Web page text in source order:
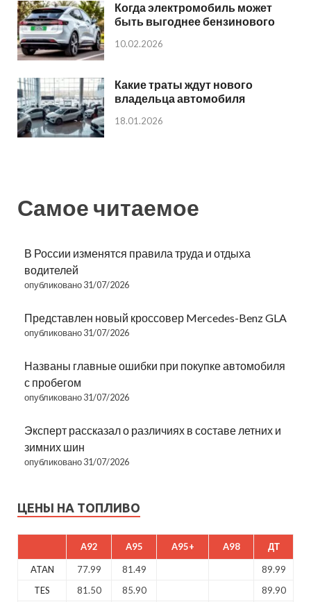
Когда электромобиль может
быть выгоднее бензинового
10.02.2026
Какие траты ждут нового
владельца автомобиля
18.01.2026
Самое читаемое
В России изменятся правила труда и отдыха
водителей
опубликовано 31/07/2026
Представлен новый кроссовер Mercedes-Benz GLA
опубликовано 31/07/2026
Названы главные ошибки при покупке автомобиля
с пробегом
опубликовано 31/07/2026
Эксперт рассказал о различиях в составе летних и
зимних шин
опубликовано 31/07/2026
ЦЕНЫ НА ТОПЛИВО
A92 A95 A95+ A98 ДТ
ATAN 77.99 81.49
89.99
TES
81.50 85.90
89.90